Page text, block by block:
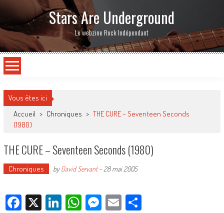
Stars Are Underground
Le webzine Rock Indépendant
Vous êtes ici
Accueil > Chroniques > THE CURE – Seventeen Seconds
(1980)
THE CURE – Seventeen Seconds (1980)
Chroniques byDavid Servant- 28 mai 2005
Facebook
X LinkedIn
WhatsApp
Messenger
EmailPartager